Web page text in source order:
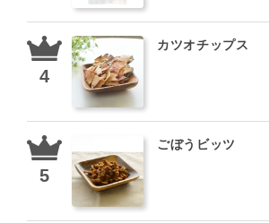
カツオチップス
ごぼうビッツ